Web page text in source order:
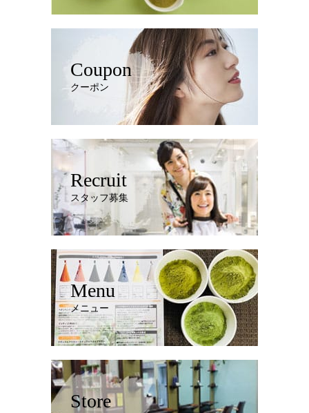
Coupon
クーポン
Recruit
スタッフ募集
Menu
メニュー
Store